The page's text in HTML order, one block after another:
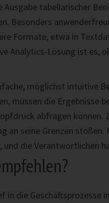
tabellarischer
Besonders
Formate, etwa in
Analytics-Lösung ist es,
möglichst intuitive
müssen die Ergebnisse
abfragen
an seine Grenzen
die Verantwortlichen
die